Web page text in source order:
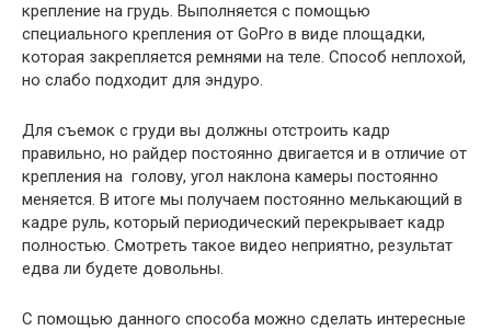
крепление на грудь. Выполняется с помощью
специального крепления от GoPro в виде площадки,
которая закрепляется ремнями на теле. Способ неплохой,
но слабо подходит для эндуро.
Для съемок с груди вы должны отстроить кадр
правильно, но райдер постоянно двигается и в отличие от
крепления на голову, угол наклона камеры постоянно
меняется. В итоге мы получаем постоянно мелькающий в
кадре руль, который периодический перекрывает кадр
полностью. Смотреть такое видео неприятно, результат
едва ли будете довольны.
С помощью данного способа можно сделать интересные